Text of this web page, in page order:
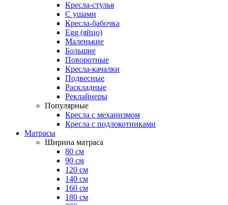
Кресла-стулья
С ушами
Кресла-бабочка
Egg (яйцо)
Маленькие
Большие
Поворотные
Кресла-качалки
Подвесные
Раскладные
Реклайнеры
Популярные
Кресла с механизмом
Кресла с подлокотниками
Матрасы
Ширина матраса
80 см
90 см
120 см
140 см
160 см
180 см